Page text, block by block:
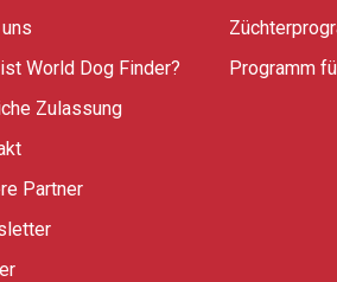
World Dog Finder?
Zulassung
Partner
Programm